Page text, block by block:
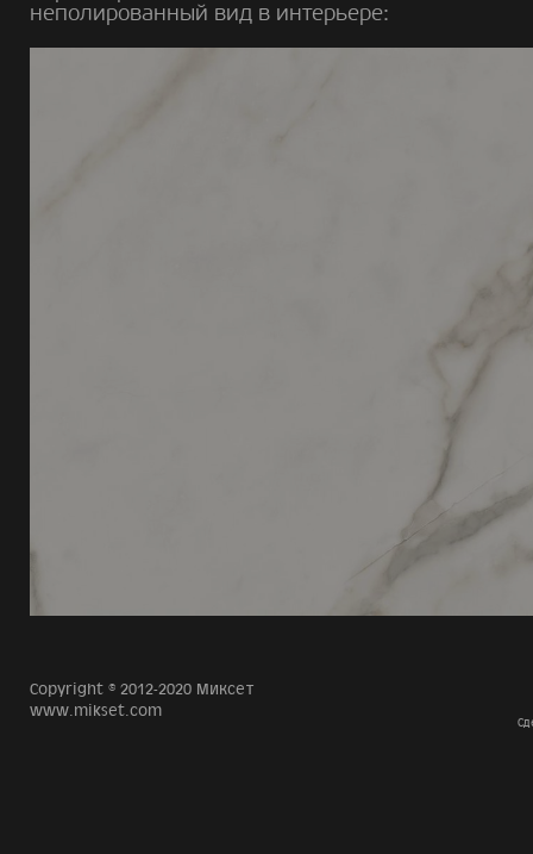
неполированный вид в интерьере:
Copyright © 2012-2020 Миксет
www.mikset.com